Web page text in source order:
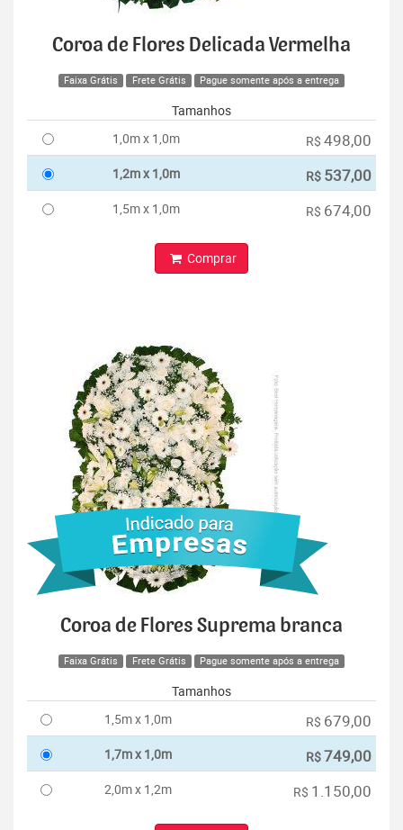
Coroa de Flores Delicada Vermelha
Faixa Grátis Frete Grátis Pague somente após a entrega
Tamanhos
1,0m x 1,0m
R$ 498,00
1,2m x 1,0m R$ 537,00
1,5m x 1,0m R$ 674,00
Comprar
Coroa de Flores Suprema branca
Faixa Grátis Frete Grátis Pague somente após a entrega
Tamanhos
1,5m x 1,0m
R$ 679,00
1,7m x 1,0m R$749,00
2,0m x 1,2m R$ 1.150,00